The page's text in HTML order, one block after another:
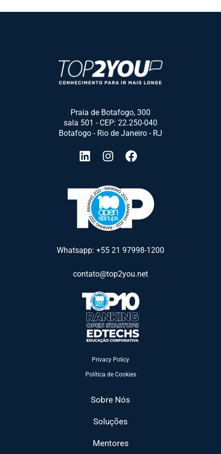
Praia de Botafogo, 300
sala 501 - CEP: 22.250-040
Botafogo - Rio de Janeiro - RJ
Whatsapp: +55 21 97998-1200
contato@top2you.net
Privacy Policy
Política de Cookies
Sobre Nós
Soluções
Mentores